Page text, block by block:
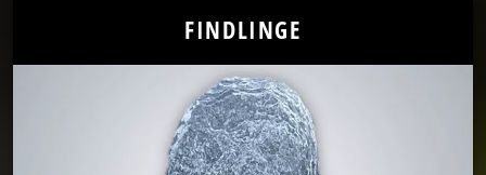
FINDLINGE